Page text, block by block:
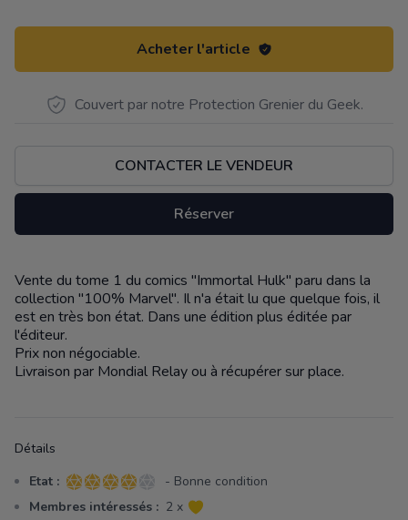
Acheter l'article
Couvert par notre Protection Grenier du Geek.
CONTACTER LE VENDEUR
Réserver
Description
Vente du tome 1 du comics "Immortal Hulk" paru dans la
collection "100% Marvel". Il n'a était lu que quelque fois, il
est en très bon état. Dans une édition plus éditée par
l'éditeur.
Prix non négociable.
Livraison par Mondial Relay ou à récupérer sur place.
Détails
Etat : 4 sur 5 étoiles
- Bonne condition
Membres intéressés : 2 x